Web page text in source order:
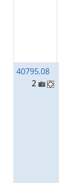
40795.08
2